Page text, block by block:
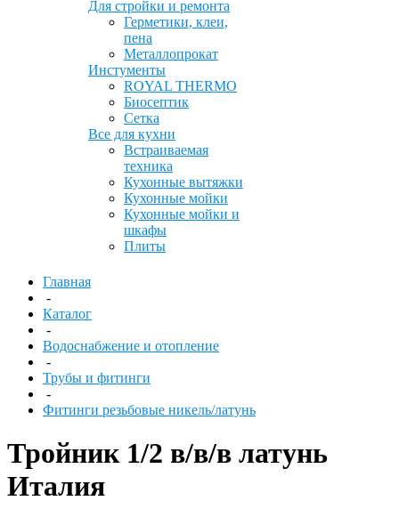
Для стройки и ремонта
Герметики, клеи,
пена
Металлопрокат
Инстументы
ROYAL THERMO
Биосептик
Сетка
Все для кухни
Встраиваемая
техника
Кухонные вытяжки
Кухонные мойки
Кухонные мойки и
шкафы
Плиты
Главная
-
Каталог
-
Водоснабжение и отопление
-
Трубы и фитинги
-
Фитинги резьбовые никель/латунь
Тройник 1/2 в/в/в латунь
Италия